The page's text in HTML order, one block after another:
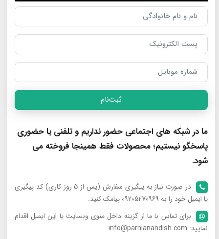
ثبت‌نام
ما در شبکه های اجتماعی حضور نداریم و تلفنی یا حضوری
پاسخگو نیستیم؛ محصولات فقط همینجا فروخته می
شود.
در صورت نیاز به پیگیری سفارش (پس از 5 روز کاری) کد پیگیری
یا ایمیل خود را به 09205270969 پیامک کنید.
برای تماس با ما از گزینه داخل منوی وبسایت یا این ایمیل اقدام
نمایید: info@parnianandish.com